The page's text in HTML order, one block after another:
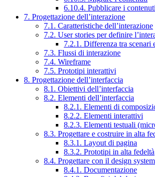
6.10.4. Pubblicare i contenuti
7. Progettazione dell’interazione
7.1. Caratteristiche dell’interazione
7.2. User stories per definire
7.2.1. Differenza tra scenari
7.3. Flussi di interazione
7.4. Wireframe
7.5. Prototipi interattivi
8. Progettazione dell’interfaccia
8.1. Obiettivi dell’interfaccia
8.2. Elementi dell’interfaccia
8.2.1. Elementi di
8.2.2. Elementi interattivi
8.2.3. Elementi testuali
8.3. Progettare e costruire in alta
8.3.1. Layout di pagina
8.3.2. Prototipi in alta fedeltà
8.4. Progettare con il design
8.4.1. Documentazione